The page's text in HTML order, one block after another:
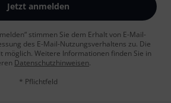
Jetzt anmelden
stimmen Sie dem Erhalt von E-Mail-
des E-Mail-Nutzungsverhaltens zu. Die
möglich. Weitere Informationen finden Sie in
Datenschutzhinweisen.
* Pflichtfeld